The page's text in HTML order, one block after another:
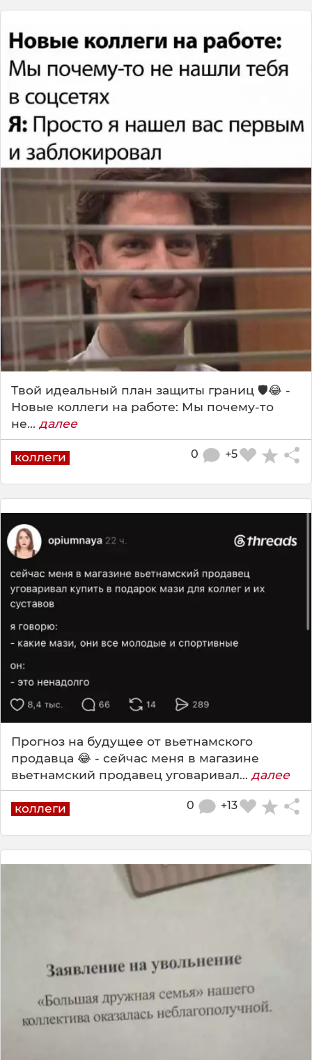
Твой идеальный план защиты границ 🛡️😂 -
Новые коллеги на работе: Мы почему-то
не... далее
коллеги +5
0
Прогноз на будущее от вьетнамского
продавца 😂 - сейчас меня в магазине
вьетнамский продавец уговаривал... далее
коллеги +13
0